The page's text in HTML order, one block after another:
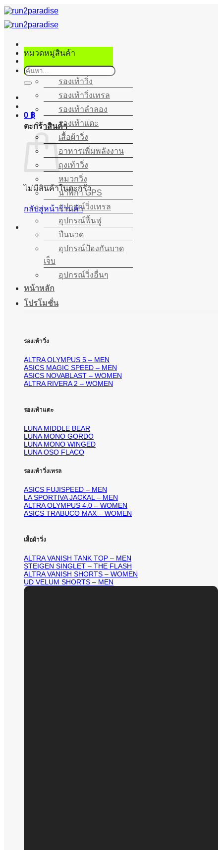
ข้าม
ไป
เนื้อหา
ค้นหา:
0 ฿
ตะกร้าสินค้า
ไม่มีสินค้าในตะกร้า
กลับสู่หน้าร้านค้า
หมวดหมู่สินค้า
รองเท้าวิ่ง
รองเท้าวิ่งเทรล
รองเท้าลำลอง
รองเท้าแตะ
เสื้อผ้าวิ่ง
อาหารเพิ่มพลังงาน
ถุงเท้าวิ่ง
หมวกวิ่ง
นาฬิกา GPS
อุปกรณ์วิ่งเทรล
อุปกรณ์ฟื้นฟู
ปืนนวด
อุปกรณ์ป้องกันบาด
เจ็บ
อุปกรณ์วิ่งอื่นๆ
หน้าหลัก
โปรโมชั่น
รองเท้าวิ่ง
ALTRA OLYMPUS 5 – MEN
ASICS MAGIC SPEED – MEN
ASICS NOVABLAST – WOMEN
ALTRA RIVERA 2 – WOMEN
รองเท้าแตะ
LUNA MIDDLE BEAR
LUNA MONO GORDO
LUNA MONO WINGED
LUNA OSO FLACO
รองเท้าวิ่งเทรล
ASICS FUJISPEED – MEN
LA SPORTIVA JACKAL – MEN
ALTRA OLYMPUS 4.0 – WOMEN
ASICS TRABUCO MAX – WOMEN
เสื้อผ้าวิ่ง
ALTRA VANISH TANK TOP – MEN
STEIGEN SINGLET – THE FLASH
ALTRA VANISH SHORTS – WOMEN
UD VELUM SHORTS – MEN